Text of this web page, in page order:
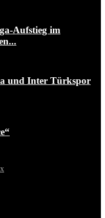
Aufstieg im
und Inter Türkspor